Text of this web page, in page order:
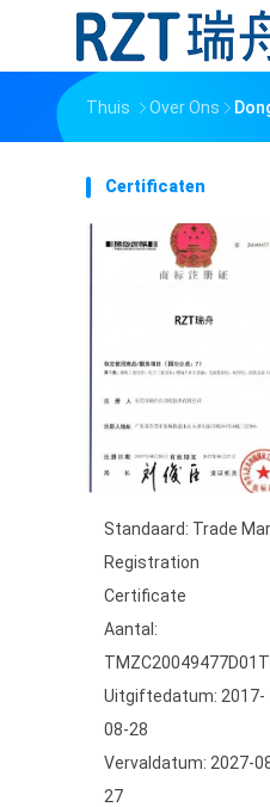
Thuis Over Ons
Certificaten
Standaard: Trade
Registration
Certificate
Aantal:
Uitgiftedatum: 2017-
08-28
Vervaldatum: 2027-
27